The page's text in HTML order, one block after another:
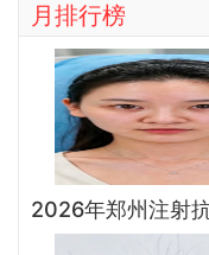
月排行榜